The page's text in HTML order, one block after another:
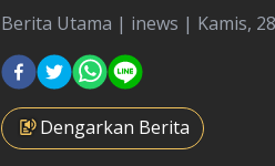
Berita Utama | inews | Kamis,
Dengarkan Berita